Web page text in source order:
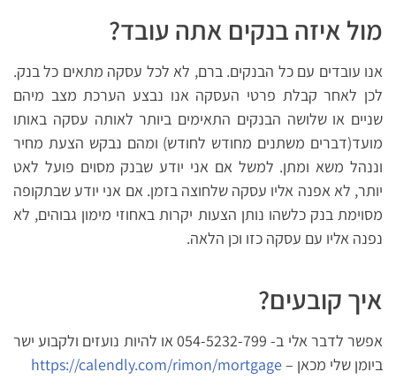
מול איזה בנקים אתה עובד?
אנו עובדים עם כל הבנקים. ברם, לא לכל עסקה מתאים כל בנק.
לכן לאחר קבלת פרטי העסקה אנו נבצע הערכת מצב מיהם
שניים או שלושה הבנקים התאימים ביותר לאותה עסקה באותו
מועד(דברים משתנים מחודש לחודש) ומהם נבקש הצעת מחיר
וננהל משא ומתן. למשל אם אני יודע שבנק מסוים פועל לאט
יותר, לא אפנה אליו עסקה שלחוצה בזמן. אם אני יודע שבתקופה
מסוימת בנק כלשהו נותן הצעות יקרות באחוזי מימון גבוהים, לא
נפנה אליו עם עסקה כזו וכן הלאה.
איך קובעים?
אפשר לדבר אלי ב- 054-5232-799 או להיות נועזים ולקבוע ישר
ביומן שלי מכאן –